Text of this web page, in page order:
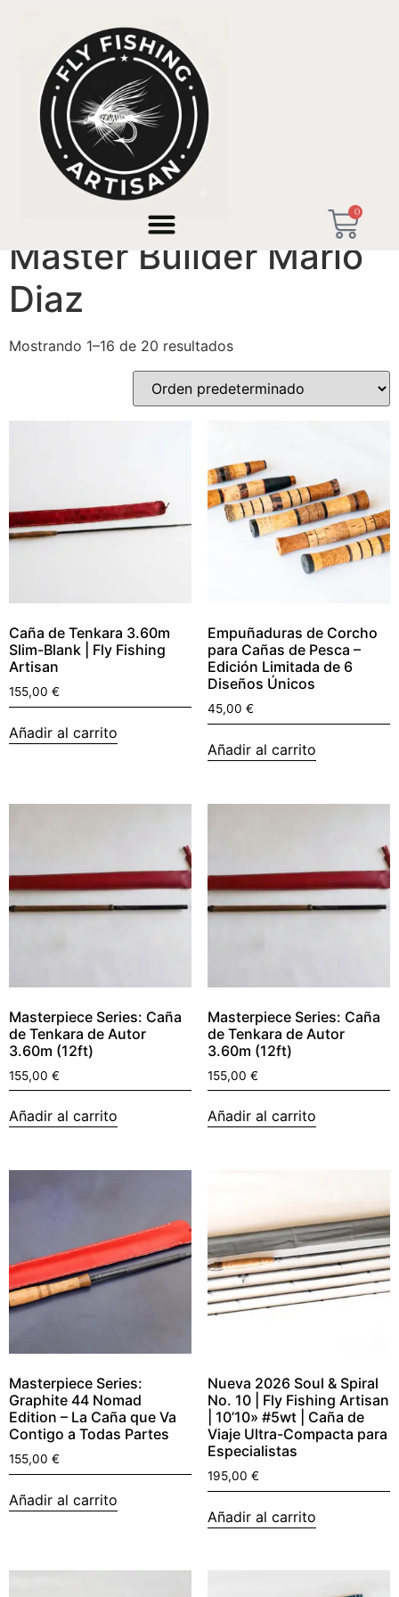
0
/ Productos etiquetados “Master Builder Mario
Master Builder Mario
Diaz
Mostrando 1–16 de 20 resultados
Caña de Tenkara 3.60m
Slim-Blank | Fly Fishing
Artisan
155,00 €
Añadir al carrito
Empuñaduras de Corcho
para Cañas de Pesca –
Edición Limitada de 6
Diseños Únicos
45,00 €
Añadir al carrito
Masterpiece Series: Caña
de Tenkara de Autor
3.60m (12ft)
155,00 €
Añadir al carrito
Masterpiece Series: Caña
de Tenkara de Autor
3.60m (12ft)
155,00 €
Añadir al carrito
Masterpiece Series:
Graphite 44 Nomad
Edition – La Caña que Va
Contigo a Todas Partes
155,00 €
Añadir al carrito
Nueva 2026 Soul & Spiral
No. 10 | Fly Fishing Artisan
| 10’10» #5wt | Caña de
Viaje Ultra-Compacta para
Especialistas
195,00 €
Añadir al carrito